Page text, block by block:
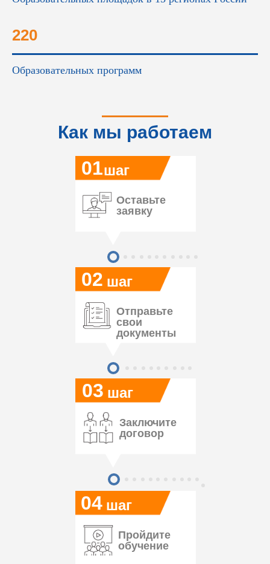
220
Образовательных программ
Как мы работаем
04
03
02
01
Оставьте
заявку
шаг
шаг
шаг
шаг
Отправьте
свои
документы
Заключите
договор
Пройдите
обучение